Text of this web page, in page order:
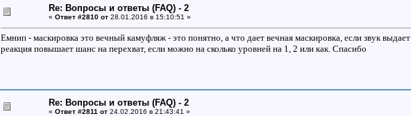
Re: Вопросы и ответы (FAQ) - 2
« Ответ #2810 от 28.01.2016 в 15:10:51 »
Емнип - маскировка это вечный камуфляж - это понятно, а что дает вечная маскировка, если звук выдает
реакция повышает шанс на перехват, если можно на сколько уровней на 1, 2 или как. Спасибо
Re: Вопросы и ответы (FAQ) - 2
« Ответ #2811 от 24.02.2016 в 21:43:41 »